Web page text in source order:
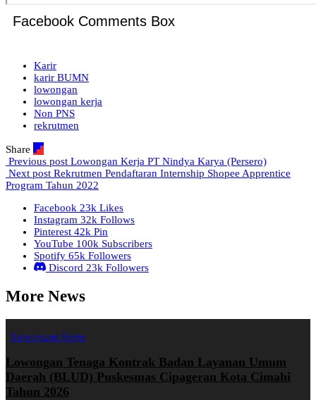
Facebook Comments Box
Karir
karir BUMN
lowongan
lowongan kerja
Non PNS
rekrutmen
Share
Previous post Lowongan Kerja PT Nindya Karya (Persero)
Next post Rekrutmen Pendaftaran Internship Shopee Apprentice
Program Tahun 2022
Facebook 23k Likes
Instagram 32k Follows
Pinterest 42k Pin
YouTube 100k Subscribers
Spotify 65k Followers
Discord 23k Followers
More News
Lowongan Kerja
Lowongan Tenaga Kontrak Badan Layanan Umum
Daerah (BLUD) Puskesmas Cipageran Kota Cimahi
Tahun 2026